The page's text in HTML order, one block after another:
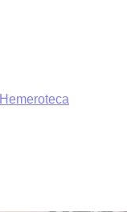
Hemeroteca